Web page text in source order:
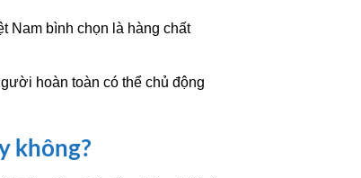
Nam bình chọn là hàng chất
hoàn toàn có thể chủ động
không?